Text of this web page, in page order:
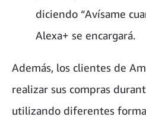
diciendo “Avísame
Alexa+ se encargará.
Además, los clientes de
realizar sus compras
utilizando diferentes